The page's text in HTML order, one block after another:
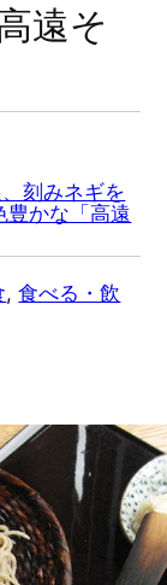
遠そ
刻みネギを
豊かな「高遠
, 食べる・飲